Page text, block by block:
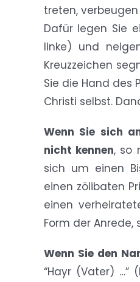
treten,
Dafür legen Sie
linke) und
Kreuzzeichen
Sie die Hand des
Christi selbst.
Wenn Sie sich
nicht kennen, so
sich um einen
einen zölibaten
einen
Form der
Wenn Sie den
“Hayr (Vater) …”